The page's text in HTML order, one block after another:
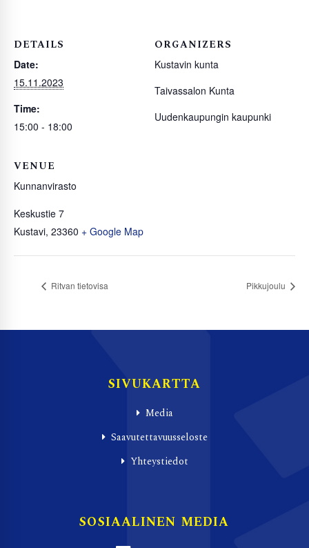
DETAILS
Date:
15.11.2023
Time:
15:00 - 18:00
VENUE
Kunnanvirasto
Keskustie 7
Kustavi, 23360 + Google Map
ORGANIZERS
Kustavin kunta
Taivassalon Kunta
Uudenkaupungin kaupunki
Ritvan tietovisa Pikkujoulu
SIVUKARTTA
Media
Saavutettavuusseloste
Yhteystiedot
SOSIAALINEN MEDIA